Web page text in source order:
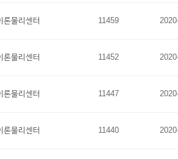
론물리센터 11459
론물리센터 11452
론물리센터 11447
론물리센터 11440